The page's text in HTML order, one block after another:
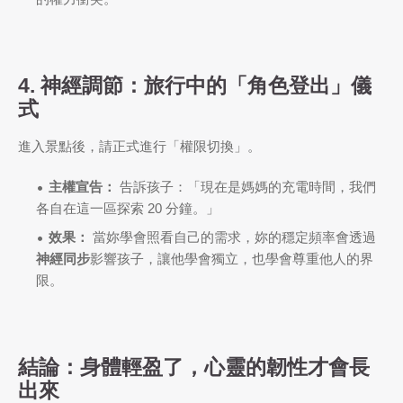
4. 神經調節：旅行中的「角色登出」儀
式
進入景點後，請正式進行「權限切換」。
主權宣告： 告訴孩子：「現在是媽媽的充電時間，我們
各自在這一區探索 20 分鐘。」
效果： 當妳學會照看自己的需求，妳的穩定頻率會透過
神經同步影響孩子，讓他學會獨立，也學會尊重他人的界
限。
結論：身體輕盈了，心靈的韌性才會長
出來